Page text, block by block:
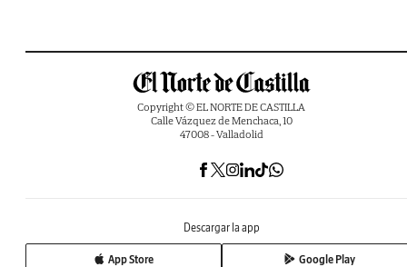
Copyright © EL NORTE DE CASTILLA
Calle Vázquez de Menchaca, 10
47008 - Valladolid
Descargar la app
App Store Google Play